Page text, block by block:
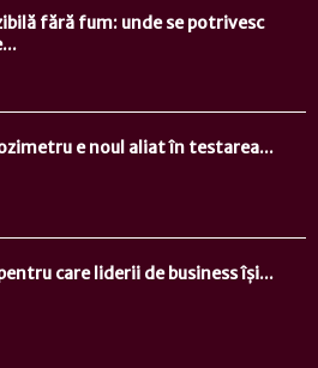
fără fum: unde se potrivesc
e noul aliat în testarea...
care liderii de business își...